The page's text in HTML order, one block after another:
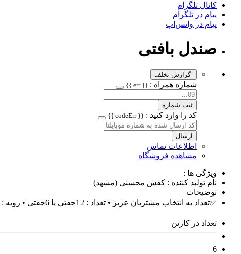
کانال تلگرام
پیام در تلگرام
پیام در واتس‌اپ
صندل بافتی
گزارش تخلف
شماره همراه : {{ err }}
ثبت شماره
کد را وارد کنید : {{ codeErr }}
ارسال
اطلاعات تماس
مشاهده فروشگاه
ویژگی ها :
نام تولید کننده : کفش محسنی (مشهد)
توضیحات
✅️تعداد به انتخاب مشتریان عزیز • تعداد : 12جفتی یا 6جفتی • رویه : خارجی درجه یک 📌زیره پلیمر • سایز: 37تا40 • قیمت 185هزار تومان ⚠️ فروش به صورت عمده
تعداد در کارتن
6